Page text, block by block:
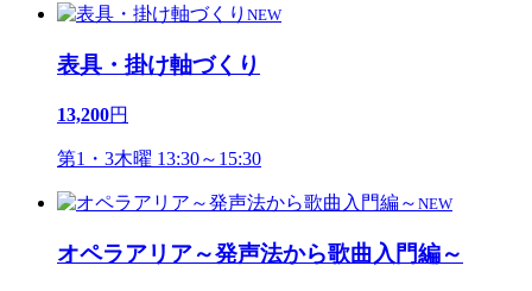
NEW
表具・掛け軸づくり
13,200円
第1・3木曜 13:30～15:30
NEW
オペラアリア～発声法から歌曲入門編～